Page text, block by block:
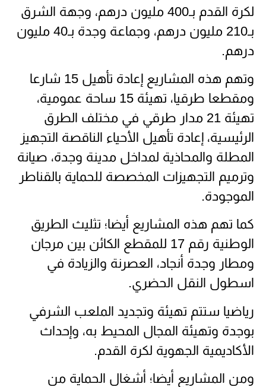
لكرة القدم بـ400 مليون درهم، وجهة الشرق
بـ210 مليون درهم، وجماعة وجدة بـ40 مليون
درهم.
وتهم هذه المشاريع إعادة تأهيل 15 شارعا
ومقطعا طرقيا، تهيئة 15 ساحة عمومية،
تهيئة 21 مدار طرقي في مختلف الطرق
الرئيسية، إعادة تأهيل الأحياء الناقصة التجهيز
المطلة والمحاذية لمداخل مدينة وجدة، صيانة
وترميم التجهيزات المخصصة للحماية بالقناطر
الموجودة.
كما تهم هذه المشاريع أيضا؛ تثليث الطريق
الوطنية رقم 17 للمقطع الكائن بين مرجان
ومطار وجدة أنجاد، العصرنة والزيادة في
اسطول النقل الحضري.
رياضيا ستتم تهيئة وتجديد الملعب الشرفي
بوجدة وتهيئة المجال المحيط به، وإحداث
الأكاديمية الجهوية لكرة القدم.
ومن المشاريع أيضا؛ أشغال الحماية من